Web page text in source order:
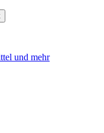
und mehr